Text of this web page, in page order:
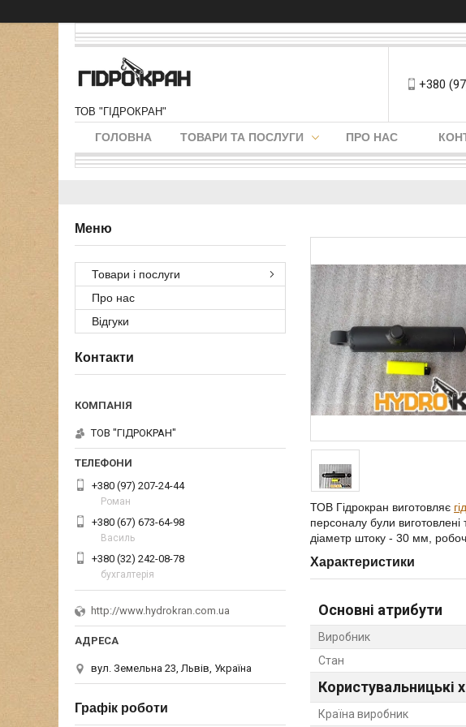
ТОВ "ГІДРОКРАН"
+380
ГОЛОВНА ТОВАРИ ТА ПОСЛУГИ ПРО НАС
ТОВ Гідрокран виготовляє
персоналу були виготовлені
діаметр штоку - 30 мм,
Характеристики
Основні атрибути
Виробник
Стан
Користувальницькі
Країна виробник
Товари і послуги
Про нас
Відгуки
Контакти
ТОВ "ГІДРОКРАН"
+380 (97) 207-24-44
Роман
+380 (67) 673-64-98
Василь
+380 (32) 242-08-78
бухгалтерія
http://www.hydrokran.com.ua
вул. Земельна 23, Львів, Україна
Графік роботи